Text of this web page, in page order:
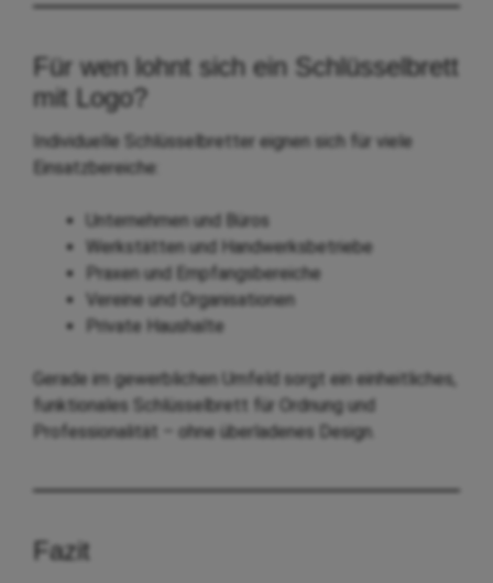
Für wen lohnt sich ein Schlüsselbrett
mit Logo?
Individuelle Schlüsselbretter eignen sich für viele
Einsatzbereiche:
Unternehmen und Büros
Werkstätten und Handwerksbetriebe
Praxen und Empfangsbereiche
Vereine und Organisationen
Private Haushalte
Gerade im gewerblichen Umfeld sorgt ein einheitliches,
funktionales Schlüsselbrett für Ordnung und
Professionalität – ohne überladenes Design.
Fazit